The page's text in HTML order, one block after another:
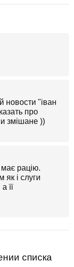
новости "іван
про
змішане ))
має рацію.
як і слуги
її
списка